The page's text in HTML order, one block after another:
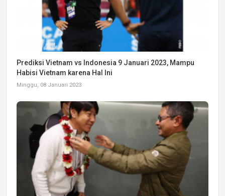
Prediksi Vietnam vs Indonesia 9 Januari 2023, Mampu
Habisi Vietnam karena Hal Ini
Minggu, 08 Januari 2023